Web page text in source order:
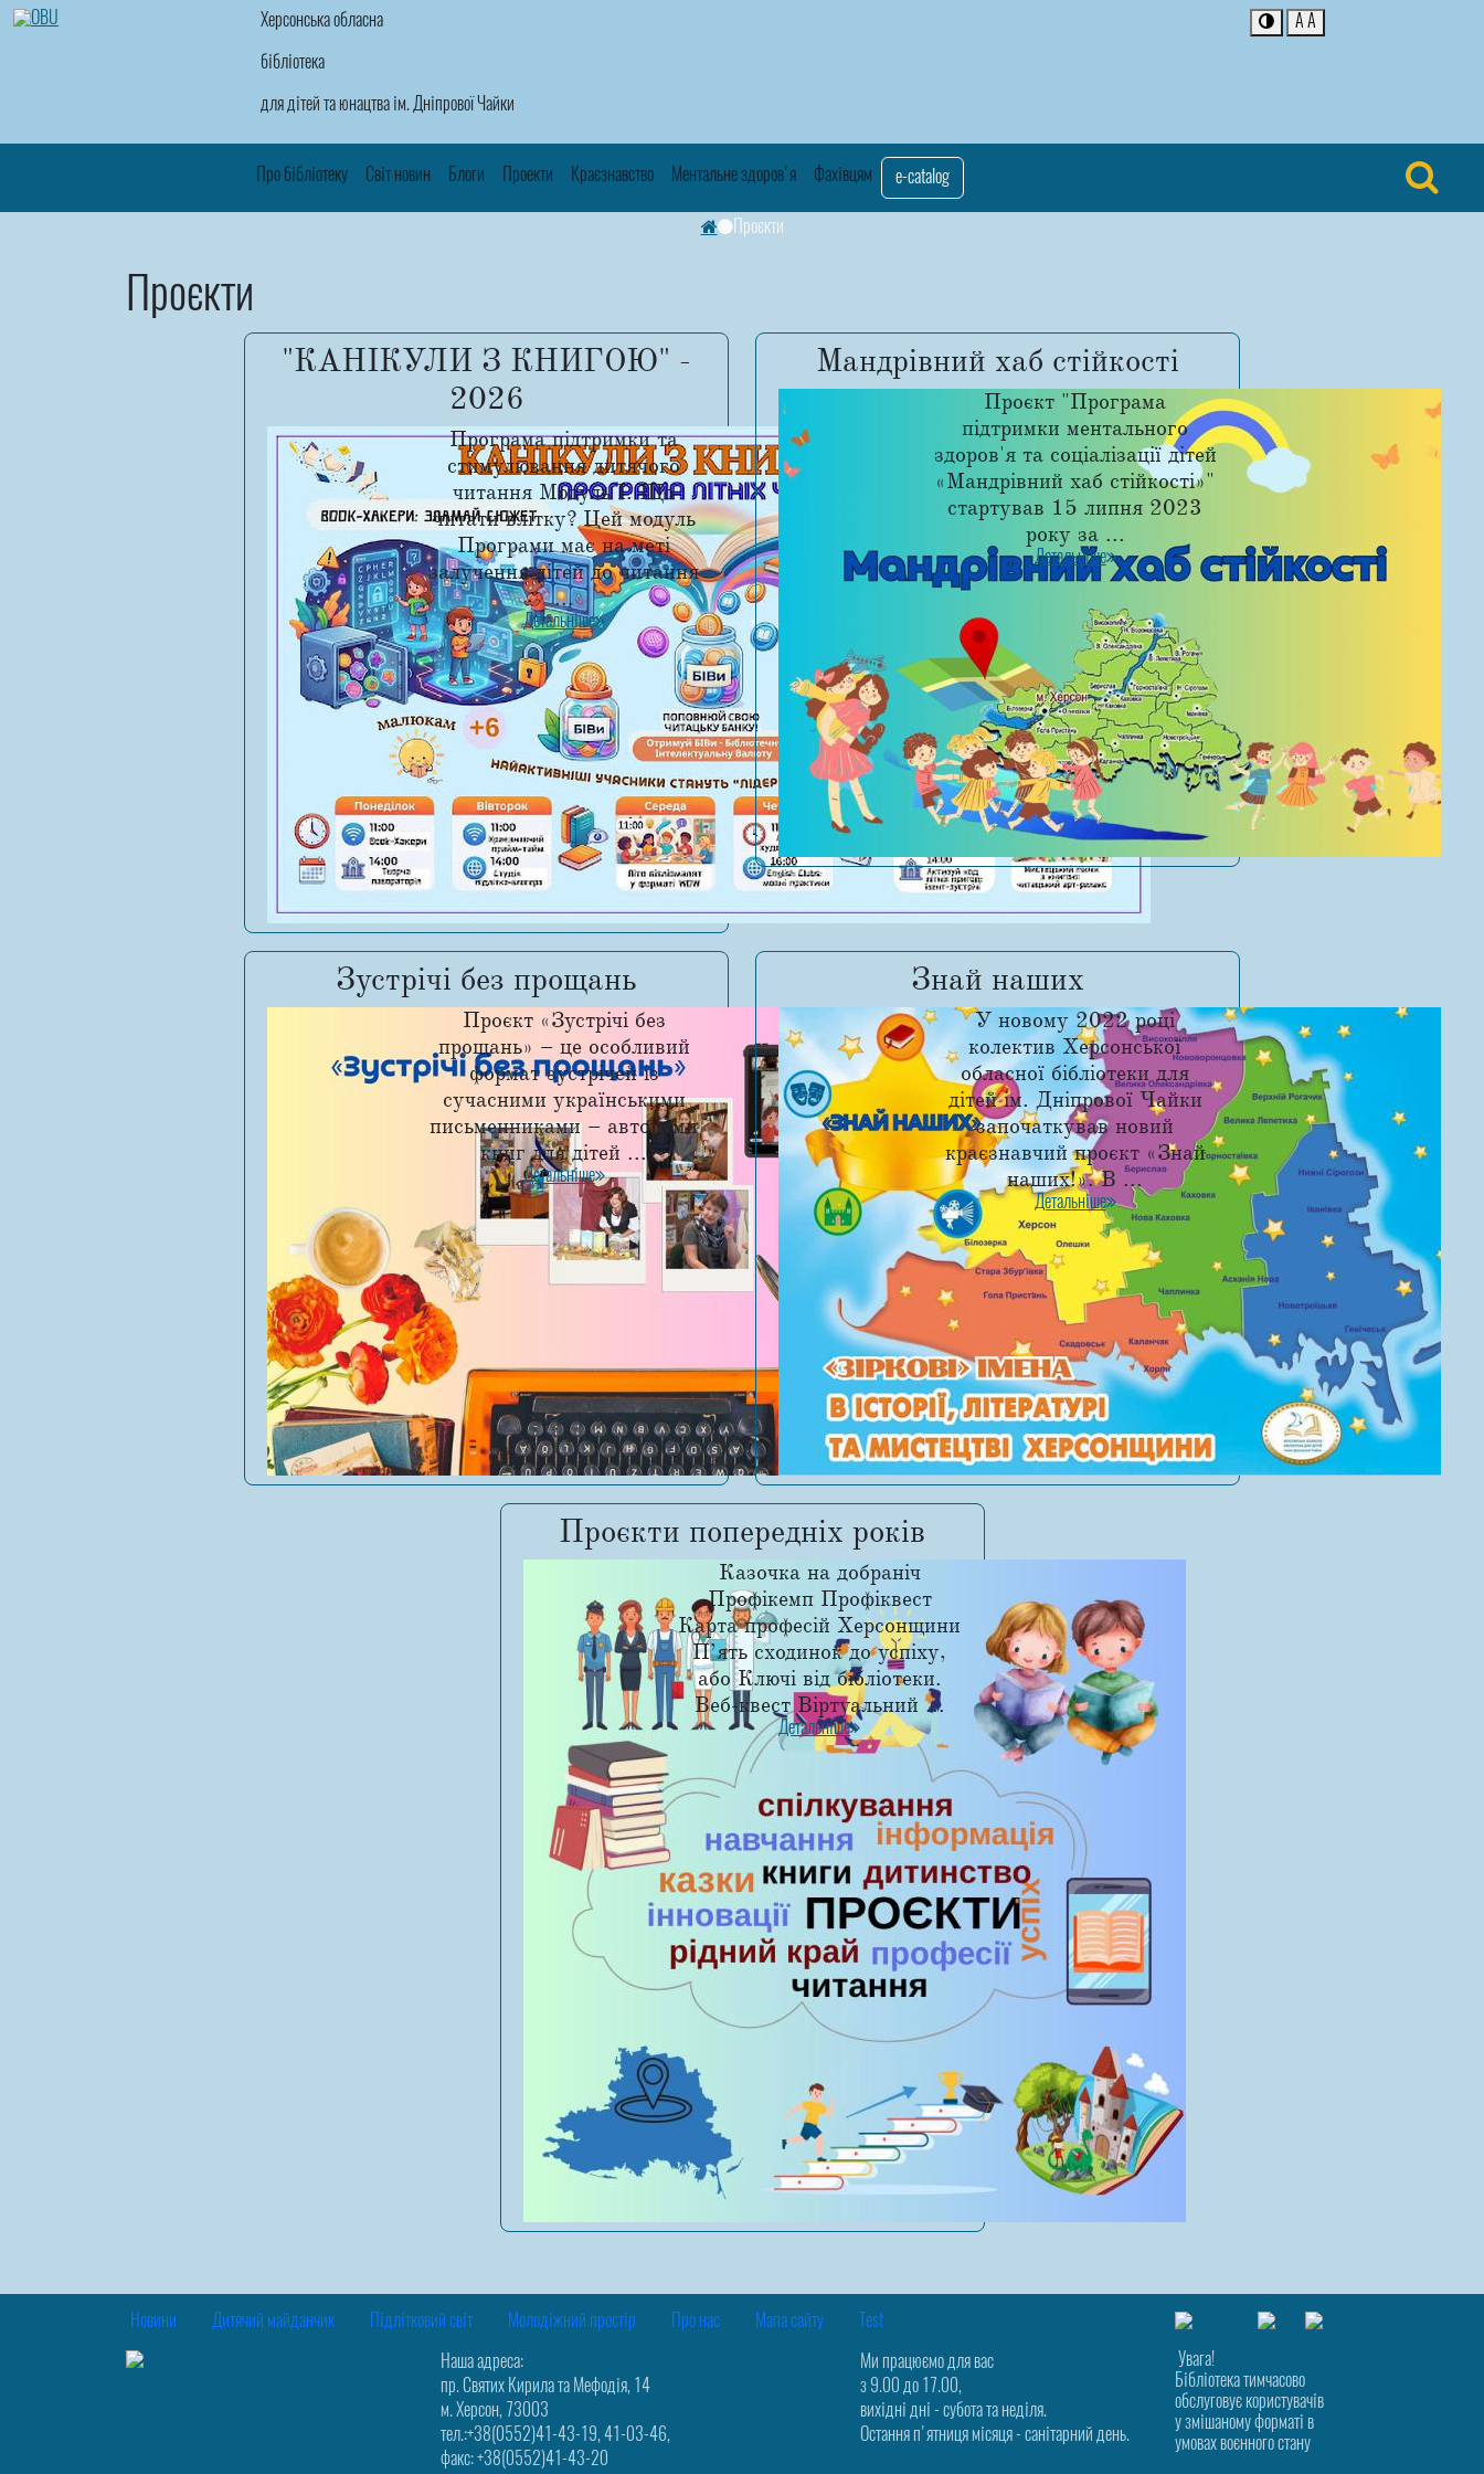
Херсонська обласна
бібліотека
для дітей та юнацтва ім. Дніпрової Чайки
A A
Про бібліотеку Світ новин Блоги Проекти Краєзнавство Ментальне здоров'я Фахівцям e-catalog
Проєкти
Проєкти
"КАНІКУЛИ З КНИГОЮ" -
2026
Програма підтримки та
стимулювання дитячого
читання Модуль І. Що
читати влітку? Цей модуль
Програми має на меті
залучення дітей до читання
...
Детальніше
Мандрівний хаб стійкості
Проєкт "Програма
підтримки ментального
здоров'я та соціалізації дітей
«Мандрівний хаб стійкості»"
стартував 15 липня 2023
року за ...
Детальніше
Зустрічі без прощань
Проєкт «Зустрічі без
прощань» – це особливий
формат зустрічей із
сучасними українськими
письменниками – авторами
книг для дітей ...
Детальніше
Знай наших
У новому 2022 році
колектив Херсонської
обласної бібліотеки для
дітей ім. Дніпрової Чайки
започаткував новий
краєзнавчий проєкт «Знай
наших!». В ...
Детальніше
Проєкти попередніх років
Казочка на добраніч
Профікемп Профіквест
Карта професій Херсонщини
П’ять сходинок до успіху,
або Ключі від бібліотеки.
Веб-квест Віртуальний ...
Детальніше
Новини Дитячий майданчик Підлітковий світ Молодіжний простір Про нас Мапа сайту Test
Наша адреса:
пр. Святих Кирила та Мефодія, 14
м. Херсон, 73003
тел.:+38(0552)41-43-19, 41-03-46,
факс: +38(0552)41-43-20
Ми працюємо для вас
з 9.00 до 17.00,
вихідні дні - субота та неділя.
Остання п'ятниця місяця - санітарний день.
Увага!
Бібліотека тимчасово
обслуговує користувачів
у змішаному форматі в
умовах воєнного стану